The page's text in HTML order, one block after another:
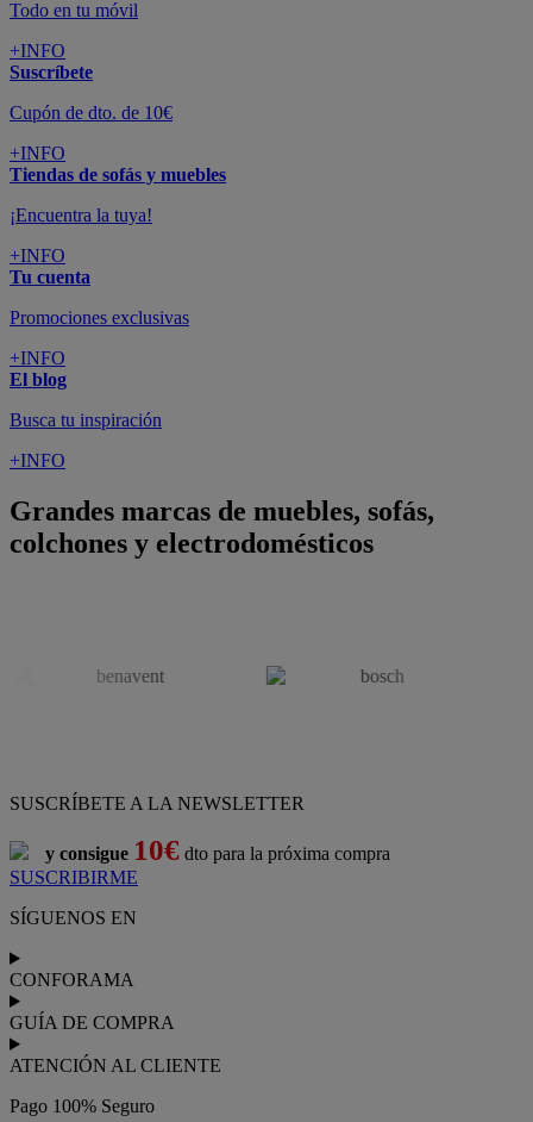
Todo en tu móvil
+INFO
Suscríbete
Cupón de dto. de 10€
+INFO
Tiendas de sofás y muebles
¡Encuentra la tuya!
+INFO
Tu cuenta
Promociones exclusivas
+INFO
El blog
Busca tu inspiración
+INFO
Grandes marcas de muebles, sofás,
colchones y electrodomésticos
SUSCRÍBETE A LA NEWSLETTER
y consigue 10€ dto para la próxima compra
SUSCRIBIRME
SÍGUENOS EN
CONFORAMA
GUÍA DE COMPRA
ATENCIÓN AL CLIENTE
Pago 100% Seguro